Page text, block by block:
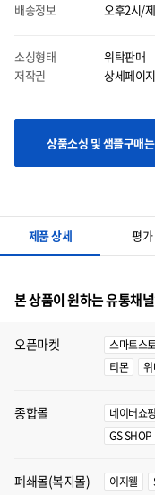
마우스 올릴시에는 이미지를 자
배송정보 오후2시/
소싱형태
위탁판매
저작권
상세페이
상품소싱 및 샘플구매
제품 상세 평가
본 상품이 원하는 유통채
오픈마켓 스마트스
티몬
종합몰 네이버쇼핑
GS SHOP
폐쇄몰(복지몰) 이지웰